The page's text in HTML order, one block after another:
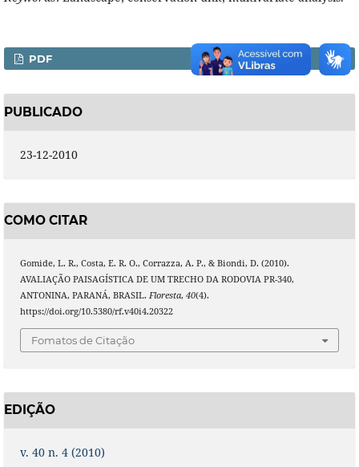
PDF
PUBLICADO
23-12-2010
COMO CITAR
Gomide, L. R., Costa, E. R. O., Corrazza, A. P., & Biondi, D. (2010).
AVALIAÇÃO PAISAGÍSTICA DE UM TRECHO DA RODOVIA PR-340,
ANTONINA, PARANÁ, BRASIL. Floresta, 40(4).
https://doi.org/10.5380/rf.v40i4.20322
Fomatos de Citação
EDIÇÃO
v. 40 n. 4 (2010)